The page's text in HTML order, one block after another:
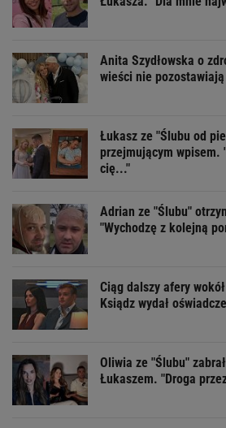
Anita Szydłowska o
wieści nie
Łukasz ze "Ślubu od
przejmującym wpisem.
cię..."
Adrian ze "Ślubu"
"Wychodzę z kolejną
Ciąg dalszy afery
Ksiądz wydał
Oliwia ze "Ślubu"
Łukaszem. "Droga